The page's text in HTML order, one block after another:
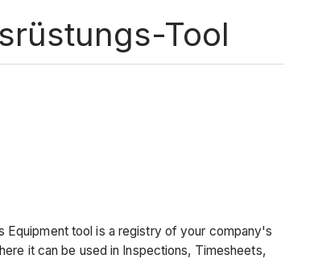
Tool
Equipment tool is a registry of your company's
it can be used in Inspections, Timesheets,